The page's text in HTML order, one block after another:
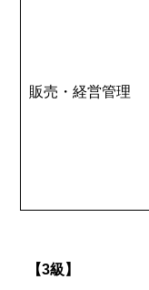
販売・経営管理
【3級】